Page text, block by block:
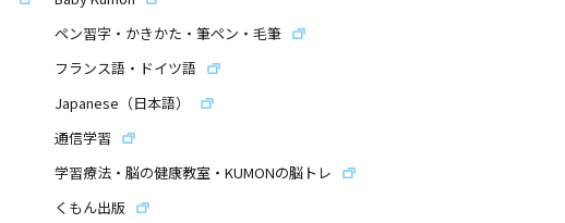
ペン習字・かきかた・筆ペン・毛筆
フランス語・ドイツ語
Japanese（日本語）
通信学習
学習療法・脳の健康教室・KUMONの脳トレ
くもん出版